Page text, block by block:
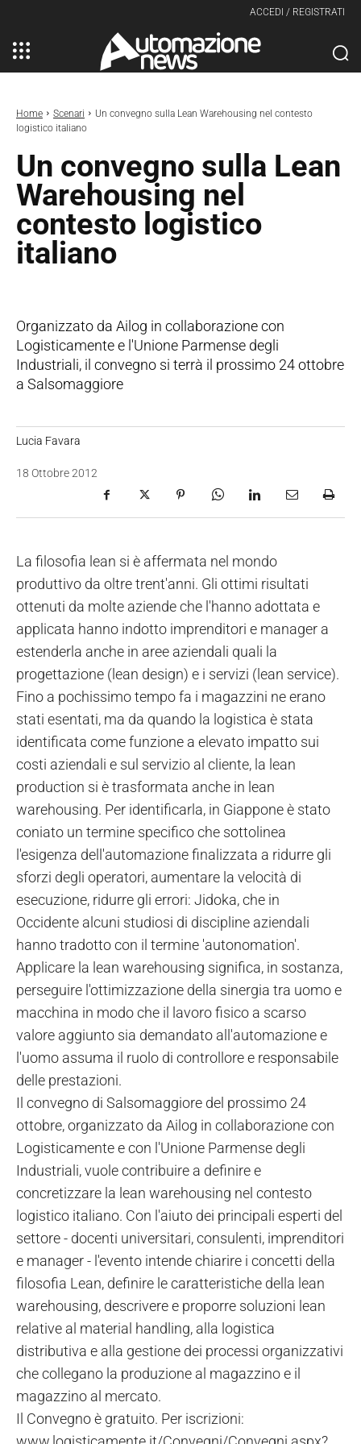
ACCEDI / REGISTRATI
Home Scenari
Un convegno sulla Lean Warehousing nel contesto
logistico italiano
Un convegno sulla Lean
Warehousing nel
contesto logistico
italiano
Organizzato da Ailog in collaborazione con
Logisticamente e l'Unione Parmense degli
Industriali, il convegno si terrà il prossimo 24 ottobre
a Salsomaggiore
Lucia Favara
18 Ottobre 2012
La filosofia lean si è affermata nel mondo
produttivo da oltre trent'anni. Gli ottimi risultati
ottenuti da molte aziende che l'hanno adottata e
applicata hanno indotto imprenditori e manager a
estenderla anche in aree aziendali quali la
progettazione (lean design) e i servizi (lean service).
Fino a pochissimo tempo fa i magazzini ne erano
stati esentati, ma da quando la logistica è stata
identificata come funzione a elevato impatto sui
costi aziendali e sul servizio al cliente, la lean
production si è trasformata anche in lean
warehousing. Per identificarla, in Giappone è stato
coniato un termine specifico che sottolinea
l'esigenza dell'automazione finalizzata a ridurre gli
sforzi degli operatori, aumentare la velocità di
esecuzione, ridurre gli errori: Jidoka, che in
Occidente alcuni studiosi di discipline aziendali
hanno tradotto con il termine 'autonomation'.
Applicare la lean warehousing significa, in sostanza,
perseguire l'ottimizzazione della sinergia tra uomo e
macchina in modo che il lavoro fisico a scarso
valore aggiunto sia demandato all'automazione e
l'uomo assuma il ruolo di controllore e responsabile
delle prestazioni.
Il convegno di Salsomaggiore del prossimo 24
ottobre, organizzato da Ailog in collaborazione con
Logisticamente e con l'Unione Parmense degli
Industriali, vuole contribuire a definire e
concretizzare la lean warehousing nel contesto
logistico italiano. Con l'aiuto dei principali esperti del
settore - docenti universitari, consulenti, imprenditori
e manager - l'evento intende chiarire i concetti della
filosofia Lean, definire le caratteristiche della lean
warehousing, descrivere e proporre soluzioni lean
relative al material handling, alla logistica
distributiva e alla gestione dei processi organizzativi
che collegano la produzione al magazzino e il
magazzino al mercato.
Il Convegno è gratuito. Per iscrizioni: